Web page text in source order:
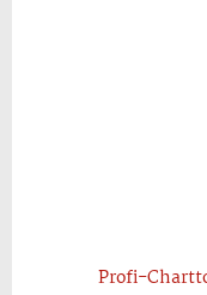
Profi-